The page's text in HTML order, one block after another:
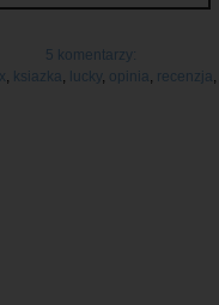
5 komentarzy:
ksiazka lucky, opinia recenzja